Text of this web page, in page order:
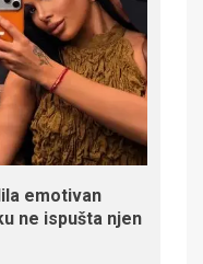
emotivan
ne ispušta njen